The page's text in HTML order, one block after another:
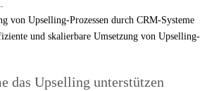
von Upselling-Prozessen durch CRM-Systeme
und skalierbare Umsetzung von Upselling-
das Upselling unterstützen